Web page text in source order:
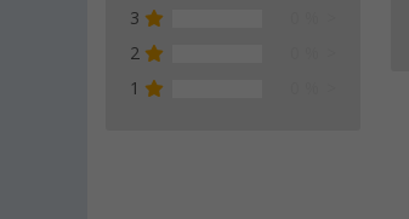
3
2
1